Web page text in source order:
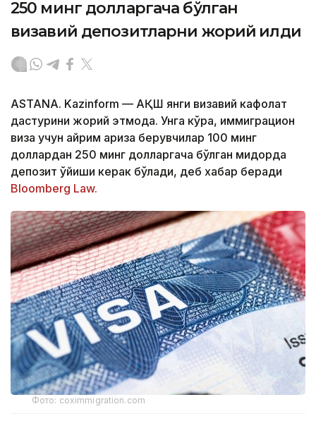
250 минг долларгача бўлган
визавий депозитларни жорий қилди
ASTANA. Kazinform — АҚШ янги визавий кафолат
дастурини жорий этмоқда. Унга кўра, иммиграцион
виза учун айрим ариза берувчилар 100 минг
доллардан 250 минг долларгача бўлган миқдорда
депозит қўйиши керак бўлади, деб хабар беради
Bloomberg Law.
Фото: coximmigration.com